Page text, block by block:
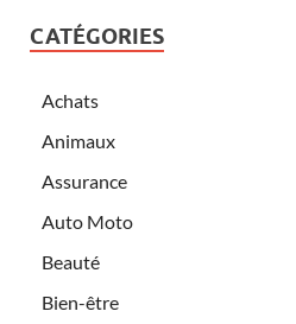
CATÉGORIES
Achats
Animaux
Assurance
Auto Moto
Beauté
Bien-être